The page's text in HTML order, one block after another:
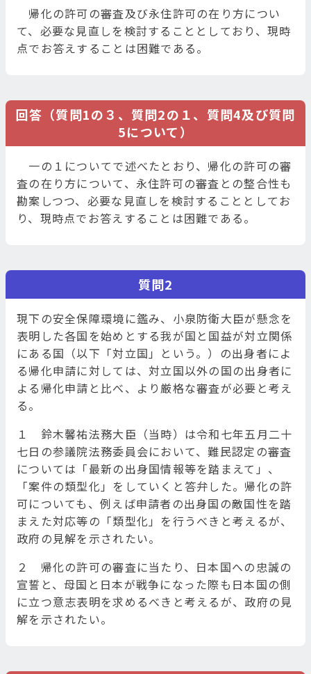
帰化の許可の審査及び永住許可の在り方につい
て、必要な見直しを検討することとしており、現時
点でお答えすることは困難である。
回答（質問1の３、質問2の１、質問4及び質問
5について）
一の１についてで述べたとおり、帰化の許可の審
査の在り方について、永住許可の審査との整合性も
勘案しつつ、必要な見直しを検討することとしてお
り、現時点でお答えすることは困難である。
質問2
現下の安全保障環境に鑑み、小泉防衛大臣が懸念を
表明した各国を始めとする我が国と国益が対立関係
にある国（以下「対立国」という。）の出身者によ
る帰化申請に対しては、対立国以外の国の出身者に
よる帰化申請と比べ、より厳格な審査が必要と考え
る。
１ 鈴木馨祐法務大臣（当時）は令和七年五月二十
七日の参議院法務委員会において、難民認定の審査
については「最新の出身国情報等を踏まえて」、
「案件の類型化」をしていくと答弁した。帰化の許
可についても、例えば申請者の出身国の敵国性を踏
まえた対応等の「類型化」を行うべきと考えるが、
政府の見解を示されたい。
２ 帰化の許可の審査に当たり、日本国への忠誠の
宣誓と、母国と日本が戦争になった際も日本国の側
に立つ意志表明を求めるべきと考えるが、政府の見
解を示されたい。